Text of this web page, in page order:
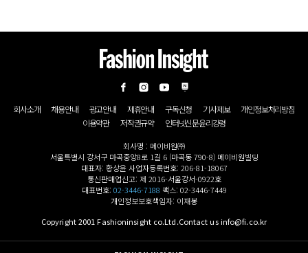
회사소개 채용안내 광고안내 제휴안내 구독신청 기사제보
개인정보처리방침
이용약관
저작권규약 인터넷신문윤리강령
회사명 : 메이비원㈜
서울특별시 강서구 마곡중앙8로 1길 6 (마곡동 790-8) 메이비원빌딩
대표자: 황상윤 사업자등록번호: 206-81-18067
통신판매업신고: 제 2016-서울강서-0922호
대표번호: 02-3446-7188 팩스: 02-3446-7449
개인정보보호책임자: 이재봉
Copyright 2001 Fashioninsight co.Ltd.Contact us info@fi.co.kr